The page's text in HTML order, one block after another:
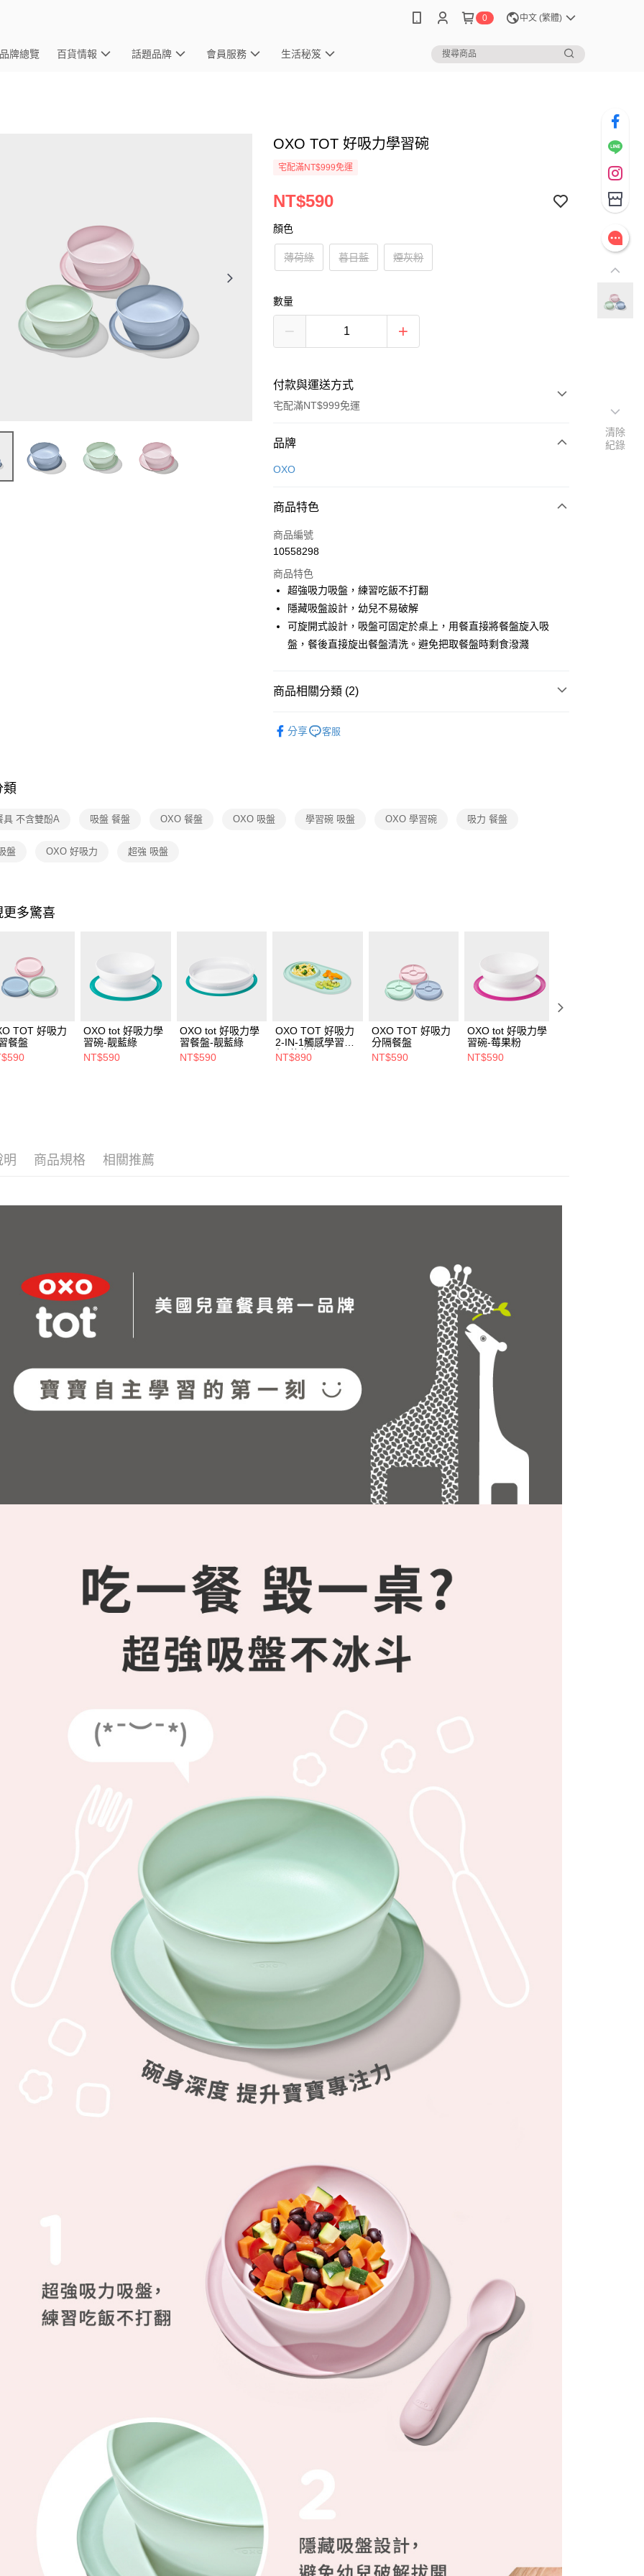
0 中文 (繁體)
品牌總覽 百貨情報 話題品牌 會員服務 生活秘笈
OXO TOT 好吸力學習碗
宅配滿NT$999免運
NT$590
顏色
薄荷綠 暮日藍 煙灰粉
數量
付款與運送方式
宅配滿NT$999免運
付款方式
信用卡一次付款
合作金庫商業銀行
華南商業銀行
上海商業儲蓄銀行
國泰世華商業銀行
臺灣中小企業銀行
聯邦商業銀行
遠東國際商業銀行
元大商業銀行
永豐商業銀行
台灣樂天信用卡公司
6 期 0 利率 每期
華南商業銀行
上海商業儲蓄銀行
國泰世華商業銀行
臺灣中小企業銀行
台中商業銀行
匯豐（台灣）商業銀行
華泰商業銀行
玉山商業銀行
台新國際商業銀行
即享券
LINE Pay
Apple Pay
街口支付
ATM付款
付款後門市自取
品牌
OXO
商品特色
商品編號
10558298
商品特色
超強吸力吸盤，練習吃飯不打翻
隱藏吸盤設計，幼兒不易破解
可旋開式設計，吸盤可固定於桌上，用餐直接將餐盤旋入吸
盤，餐後直接旋出餐盤清洗。避免把取餐盤時剩食潑濺
商品相關分類 (2)
分享 客服
類
具 不含雙酚A 吸盤 餐盤 OXO 餐盤 OXO 吸盤 學習碗 吸盤 OXO 學習碗 吸力 餐盤
盤 OXO 好吸力 超強 吸盤
更多驚喜
TOT 好吸力
餐盤
OXO tot 好吸力學
習碗-靓藍綠
NT$590
OXO tot 好吸力學
習餐盤-靓藍綠
NT$590
OXO TOT 好吸力
2-IN-1觸感學習餐
盤-薄荷綠
NT$890
OXO TOT 好吸力
分隔餐盤
NT$590
OXO tot 好吸力學
習碗-莓果粉
NT$590
明 商品規格 相關推薦
清除
紀錄